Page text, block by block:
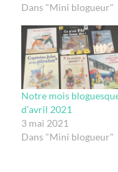
Dans "Mini blogueur"
Notre mois
d’avril 2021
3 mai 2021
Dans "Mini blogueur"